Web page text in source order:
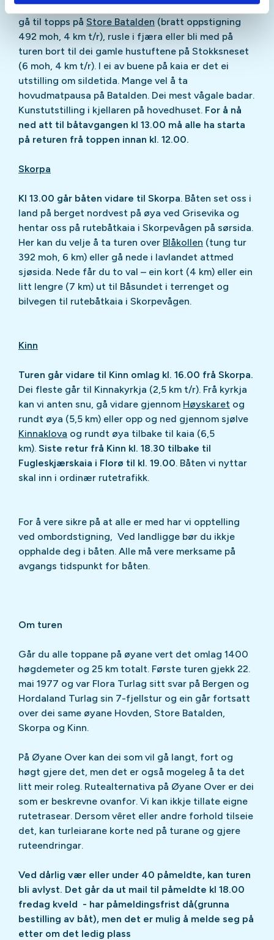
Til Batalden kjem vi omlag kl. 10.15. Her kan du anten
gå til topps på Store Batalden (bratt oppstigning
492 moh, 4 km t/r), rusle i fjæra eller bli med på
turen bort til dei gamle hustuftene på Stokksneset
(6 moh, 4 km t/r). I ei av buene på kaia er det ei
utstilling om sildetida. Mange vel å ta
hovudmatpausa på Batalden. Dei mest vågale badar.
Kunstutstilling i kjellaren på hovedhuset. For å nå
ned att til båtavgangen kl 13.00 må alle ha starta
på returen frå toppen innan kl. 12.00.
Skorpa
Kl 13.00 går båten vidare til Skorpa. Båten set oss i
land på berget nordvest på øya ved Grisevika og
hentar oss på rutebåtkaia i Skorpevågen på sørsida.
Her kan du velje å ta turen over Blåkollen (tung tur
392 moh, 6 km) eller gå nede i lavlandet attmed
sjøsida. Nede får du to val – ein kort (4 km) eller ein
litt lengre (7 km) ut til Båsundet i terrenget og
bilvegen til rutebåtkaia i Skorpevågen.
Kinn
Turen går vidare til Kinn omlag kl. 16.00 frå Skorpa.
Dei fleste går til Kinnakyrkja (2,5 km t/r). Frå kyrkja
kan vi anten snu, gå vidare gjennom Høyskaret og
rundt øya (5,5 km) eller opp og ned gjennom sjølve
Kinnaklova og rundt øya tilbake til kaia (6,5
km). Siste retur frå Kinn kl. 18.30 tilbake til
Fugleskjærskaia i Florø til kl. 19.00. Båten vi nyttar
skal inn i ordinær rutetrafikk.
For å vere sikre på at alle er med har vi opptelling
ved ombordstigning, Ved landligge bør du ikkje
opphalde deg i båten. Alle må vere merksame på
avgangs tidspunkt for båten.
Om turen
Går du alle toppane på øyane vert det omlag 1400
høgdemeter og 25 km totalt. Første turen gjekk 22.
mai 1977 og var Flora Turlag sitt svar på Bergen og
Hordaland Turlag sin 7-fjellstur og ein går fortsatt
over dei same øyane Hovden, Store Batalden,
Skorpa og Kinn.
På Øyane Over kan dei som vil gå langt, fort og
høgt gjere det, men det er også mogeleg å ta det
litt meir roleg. Rutealternativa på Øyane Over er dei
som er beskrevne ovanfor. Vi kan ikkje tillate eigne
rutetrasear. Dersom vêret eller andre forhold tilseie
det, kan turleiarane korte ned på turane og gjere
ruteendringar.
Ved dårlig vær eller under 40 påmeldte, kan turen
bli avlyst. Det går da ut mail til påmeldte kl 18.00
fredag kveld - har påmeldingsfrist då(grunna
bestilling av båt), men det er mulig å melde seg på
etter om det ledig plass